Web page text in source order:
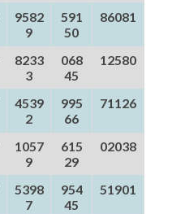
9582
9
591
50
86081
8233
3
068
45
12580
4539
2
995
66
71126
1057
9
615
29
02038
5398
7
954
45
51901